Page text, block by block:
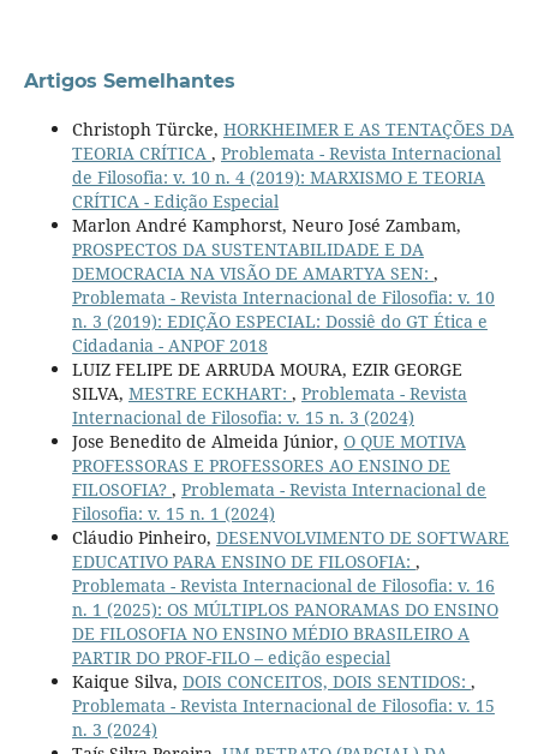
Artigos Semelhantes
Christoph Türcke, HORKHEIMER E AS TENTAÇÕES DA
TEORIA CRÍTICA , Problemata - Revista Internacional
de Filosofia: v. 10 n. 4 (2019): MARXISMO E TEORIA
CRÍTICA - Edição Especial
Marlon André Kamphorst, Neuro José Zambam,
PROSPECTOS DA SUSTENTABILIDADE E DA
DEMOCRACIA NA VISÃO DE AMARTYA SEN: ,
Problemata - Revista Internacional de Filosofia: v. 10
n. 3 (2019): EDIÇÃO ESPECIAL: Dossiê do GT Ética e
Cidadania - ANPOF 2018
LUIZ FELIPE DE ARRUDA MOURA, EZIR GEORGE
SILVA, MESTRE ECKHART: , Problemata - Revista
Internacional de Filosofia: v. 15 n. 3 (2024)
Jose Benedito de Almeida Júnior, O QUE MOTIVA
PROFESSORAS E PROFESSORES AO ENSINO DE
FILOSOFIA? , Problemata - Revista Internacional de
Filosofia: v. 15 n. 1 (2024)
Cláudio Pinheiro, DESENVOLVIMENTO DE SOFTWARE
EDUCATIVO PARA ENSINO DE FILOSOFIA: ,
Problemata - Revista Internacional de Filosofia: v. 16
n. 1 (2025): OS MÚLTIPLOS PANORAMAS DO ENSINO
DE FILOSOFIA NO ENSINO MÉDIO BRASILEIRO A
PARTIR DO PROF-FILO – edição especial
Kaique Silva, DOIS CONCEITOS, DOIS SENTIDOS: ,
Problemata - Revista Internacional de Filosofia: v. 15
n. 3 (2024)